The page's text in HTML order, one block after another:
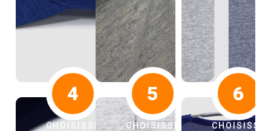
4
CHOISISSEZ
5
CHOISISSEZ
6